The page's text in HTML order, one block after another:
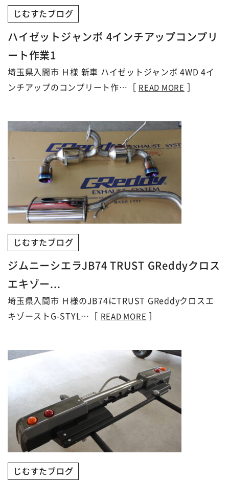
じむすたブログ
ハイゼットジャンボ 4インチアップコンプリ
ート作業1
埼玉県入間市 Ｈ様 新車 ハイゼットジャンボ 4WD 4イ
ンチアップのコンプリート作…［
READ MORE
じむすたブログ
ジムニーシエラJB74 TRUST GReddyクロス
エキゾー...
埼玉県入間市 Ｈ様のJB74にTRUST GReddyクロスエ
キゾーストG-STYL…［
READ MORE
じむすたブログ